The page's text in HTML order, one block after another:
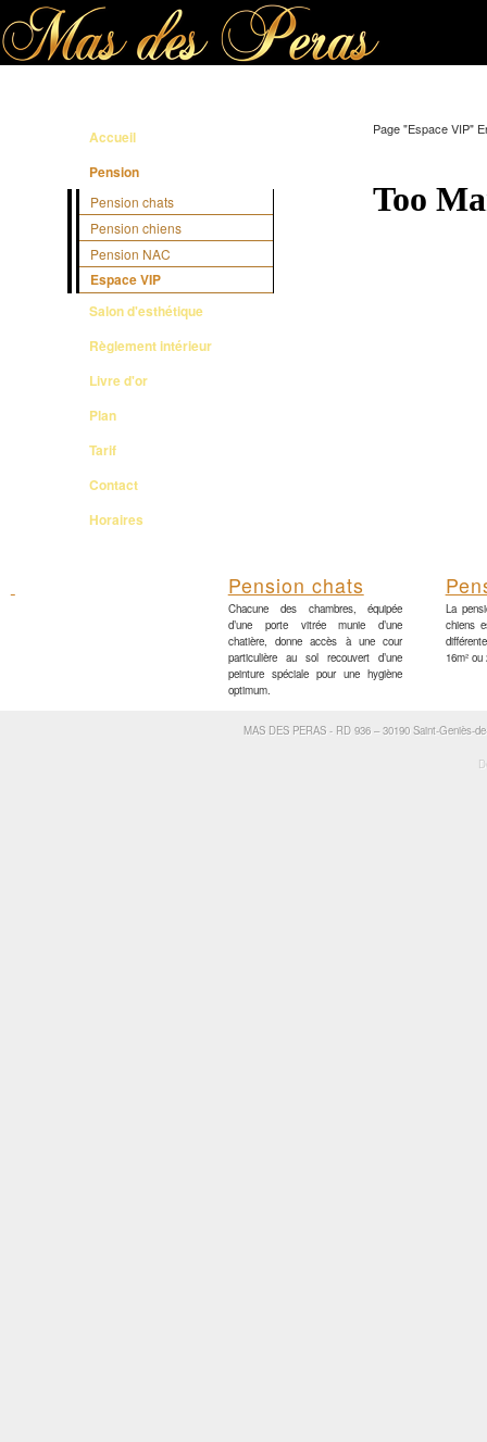
Accueil
Pension
Pension chats
Pension chiens
Pension NAC
Espace VIP
Salon d'esthétique
Règlement intérieur
Livre d'or
Plan
Tarif
Contact
Horaires
Page "Espace VIP"
Pension chats
Chacune des chambres, équipée
d’une porte vitrée munie d’une
chatière, donne accès à une cour
particulière au sol recouvert d’une
peinture spéciale pour une hygiène
optimum.
La
chiens
16m²
MAS DES PERAS - RD 936 – 30190 Saint-Geniès-